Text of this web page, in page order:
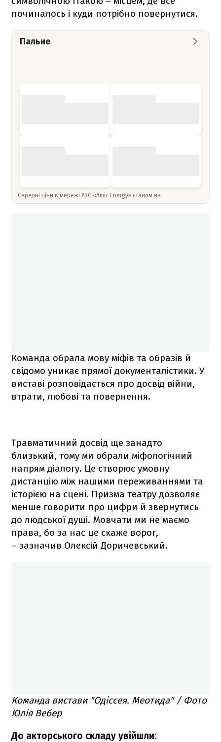
починалось і куди потрібно повернутися.
Пальне
Середні ціни в мережі АЗС «Amic Energy» станом на
Команда обрала мову міфів та образів й
свідомо уникає прямої документалістики. У
виставі розповідається про досвід війни,
втрати, любові та повернення.
Травматичний досвід ще занадто
близький, тому ми обрали міфологічний
напрям діалогу. Це створює умовну
дистанцію між нашими переживаннями та
історією на сцені. Призма театру дозволяє
менше говорити про цифри й звернутись
до людської душі. Мовчати ми не маємо
права, бо за нас це скаже ворог,
– зазначив Олексій Доричевський.
Команда вистави "Одіссея. Меотида" / Фото
Юлія Вебер
До акторського складу увійшли: